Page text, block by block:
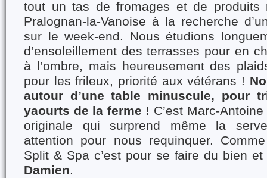
tout un tas de fromages et de produits
Pralognan-la-Vanoise à la recherche
sur le week-end. Nous étudions
d’ensoleillement des terrasses pour en
à l’ombre, mais heureusement des
pour les frileux, priorité aux vétérans !
autour d’une table minuscule, pour
yaourts de la ferme ! C’est Marc-
originale qui surprend même la
attention pour nous requinquer.
Split & Spa c’est pour se faire du bien
Damien.